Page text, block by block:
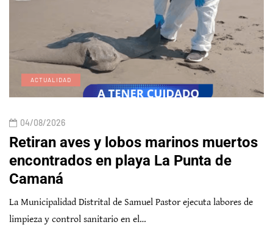
ACTUALIDAD
04/08/2026
Retiran aves y lobos marinos muertos
encontrados en playa La Punta de
Camaná
La Municipalidad Distrital de Samuel Pastor ejecuta labores de
limpieza y control sanitario en el…